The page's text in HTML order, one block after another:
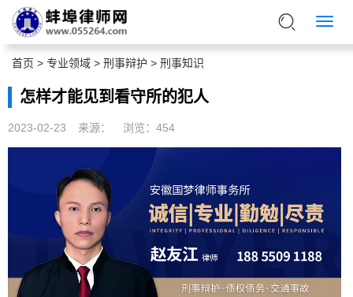
首页 > 专业领域 > 刑事辩护 > 刑事知识
怎样才能见到看守所的犯人
2023-02-23 来源： 浏览： 454